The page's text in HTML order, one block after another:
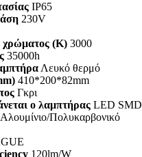
IP65
230V
(K) 3000
35000h
Λευκό θερμό
410*200*82mm
Γκρι
ο λαμπτήρας LED SMD
Αλουμίνιο/Πολυκαρβονικό
120lm/W